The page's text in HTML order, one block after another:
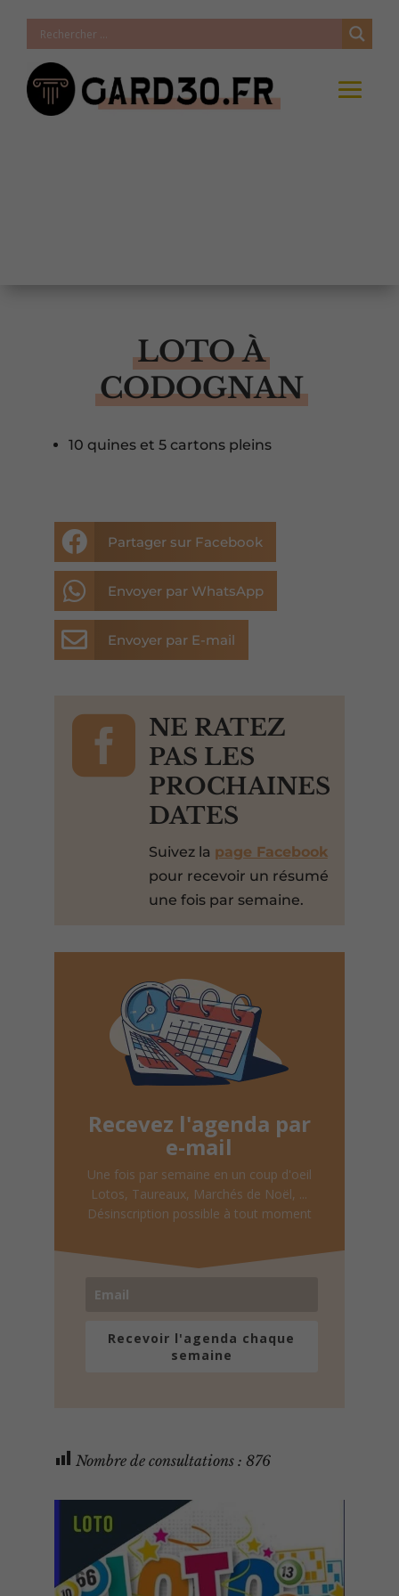
LOTO À
CODOGNAN
10 quines et 5 cartons pleins
 Partager sur Facebook
 Envoyer par WhatsApp
 Envoyer par E-mail

NE RATEZ
PAS LES
PROCHAINES
DATES
Suivez la page Facebook
pour recevoir un résumé
une fois par semaine.
Recevez l'agenda par
e-mail
Une fois par semaine en un coup d'oeil
Lotos, Taureaux, Marchés de Noël, ...
Désinscription possible à tout moment
Recevoir l'agenda chaque
semaine
Nombre de consultations : 876